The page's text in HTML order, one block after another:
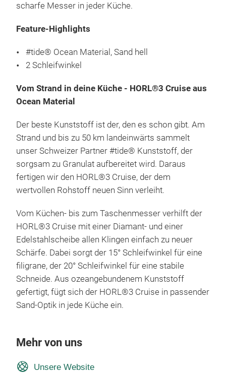
scharfe Messer in jeder Küche.
Feature-Highlights
#tide® Ocean Material, Sand hell
2 Schleifwinkel
Vom Strand in deine Küche - HORL®3 Cruise aus
Ocean Material
Der beste Kunststoff ist der, den es schon gibt. Am
Strand und bis zu 50 km landeinwärts sammelt
unser Schweizer Partner #tide® Kunststoff, der
sorgsam zu Granulat aufbereitet wird. Daraus
fertigen wir den HORL®3 Cruise, der dem
wertvollen Rohstoff neuen Sinn verleiht.
Vom Küchen- bis zum Taschenmesser verhilft der
HORL®3 Cruise mit einer Diamant- und einer
Edelstahlscheibe allen Klingen einfach zu neuer
Schärfe. Dabei sorgt der 15° Schleifwinkel für eine
filigrane, der 20° Schleifwinkel für eine stabile
Schneide. Aus ozeangebundenem Kunststoff
gefertigt, fügt sich der HORL®3 Cruise in passender
Sand-Optik in jede Küche ein.
Mehr von uns
Unsere Website